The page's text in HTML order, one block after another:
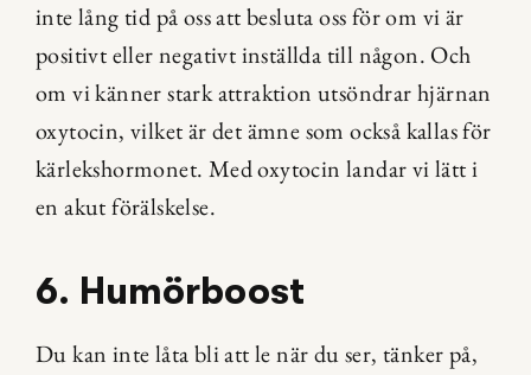
inte lång tid på oss att besluta oss för om vi är
positivt eller negativt inställda till någon. Och
om vi känner stark attraktion utsöndrar hjärnan
oxytocin, vilket är det ämne som också kallas för
kärlekshormonet. Med oxytocin landar vi lätt i
en akut förälskelse.
6. Humörboost
Du kan inte låta bli att le när du ser, tänker på,